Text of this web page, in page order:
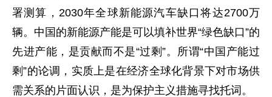
署测算，2030年全球新能源汽车缺口将达2700万
辆。中国的新能源产能是可以填补世界“绿色缺口”的
先进产能，是贡献而不是“过剩”。所谓“中国产能过
剩”的论调，实质上是在经济全球化背景下对市场供
需关系的片面认识，是为保护主义措施寻找托词。